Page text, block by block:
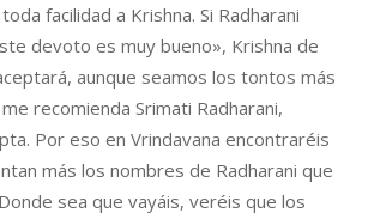
facilidad a Krishna. Si Radharani
devoto es muy bueno», Krishna de
aunque seamos los tontos más
recomienda Srimati Radharani,
Por eso en Vrindavana encontraréis
más los nombres de Radharani que
sea que vayáis, veréis que los